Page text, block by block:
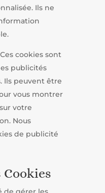
Ils ne
cookies sont
publicités
Ils peuvent être
vous montrer
votre
Nous
de publicité
Cookies